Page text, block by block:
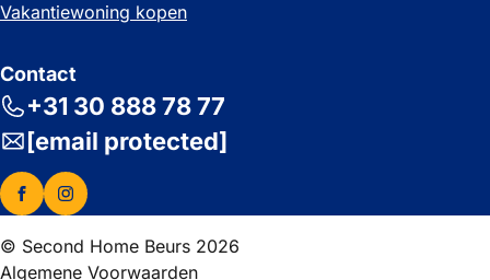
Vakantiewoning kopen
Contact
+31 30 888 78 77
[email protected]
© Second Home Beurs 2026
Algemene Voorwaarden